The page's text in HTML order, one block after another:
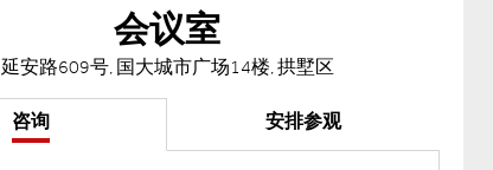
会议室
延安路609号, 国大城市广场14楼, 拱墅区
咨询 安排参观